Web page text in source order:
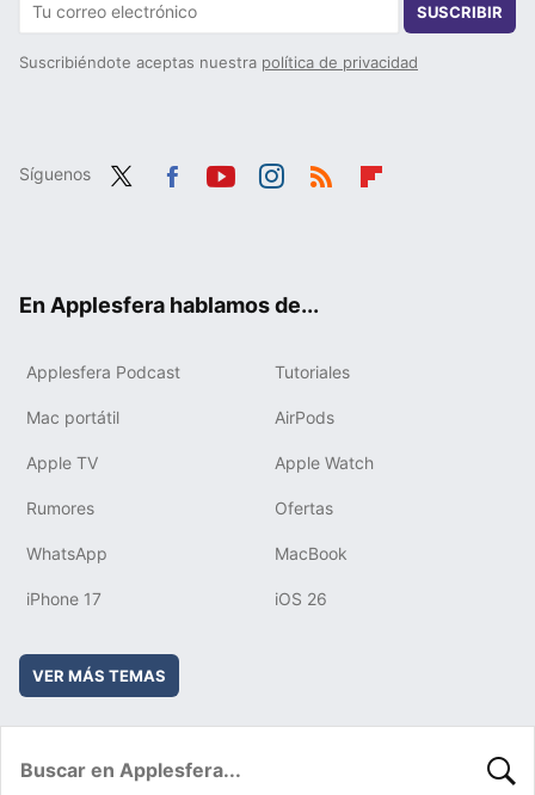
SUSCRIBIR
Suscribiéndote aceptas nuestra política de privacidad
Síguenos
En Applesfera hablamos de...
Applesfera Podcast Tutoriales
Mac portátil AirPods
Apple TV Apple Watch
Rumores Ofertas
WhatsApp MacBook
iPhone 17 iOS 26
VER MÁS TEMAS